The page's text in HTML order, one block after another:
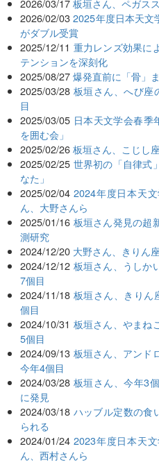
2026/02/03 2025年度日本天
がダブル受賞
2025/12/11 重力レンズ効果に
テンションを深刻化
2025/08/27 爆発直前に「骨」
2025/03/28 板垣さん、へび座
目
2025/03/05 日本天文学会春
を囲む会」
2025/02/26 板垣さん、こじし
2025/02/25 世界初の「自律式
なた」
2025/02/04 2024年度日本天
ん、大野さんら
2025/01/16 板垣さん発見の超
測研究
2024/12/20 大野さん、きりん
2024/12/12 板垣さん、うしか
7個目
2024/11/18 板垣さん、きりん
個目
2024/10/31 板垣さん、やまね
5個目
2024/09/13 板垣さん、アンド
今年4個目
2024/03/28 板垣さん、今年3
に発見
2024/03/18 ハッブル定数の食
られる
2024/01/24 2023年度日本天
ん、西村さんら